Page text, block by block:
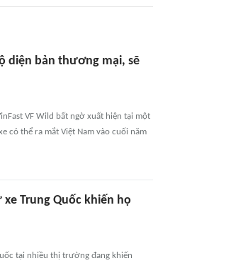
diện bản thương mại, sẽ
VF Wild bất ngờ xuất hiện tại một
có thể ra mắt Việt Nam vào cuối năm
Trung Quốc khiến họ
tại nhiều thị trường đang khiến